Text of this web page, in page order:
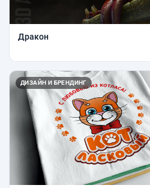
Дракон
ДИЗАЙН И БРЕНДИНГ